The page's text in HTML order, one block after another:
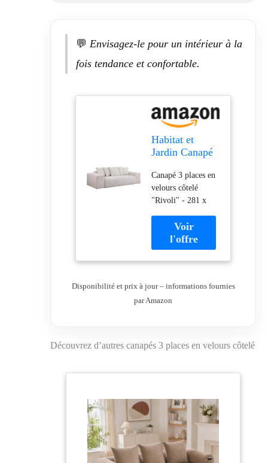
💬 Envisagez-le pour un intérieur à la
fois tendance et confortable.
Habitat et
Jardin Canapé
en Velours
côtelé Rivoli -
Beige
Canapé 3 places en
velours côtelé
"Rivoli" - 281 x
Disponibilité et prix à jour – informations fournies
par Amazon
Découvrez d’autres canapés 3 places en velours côtelé